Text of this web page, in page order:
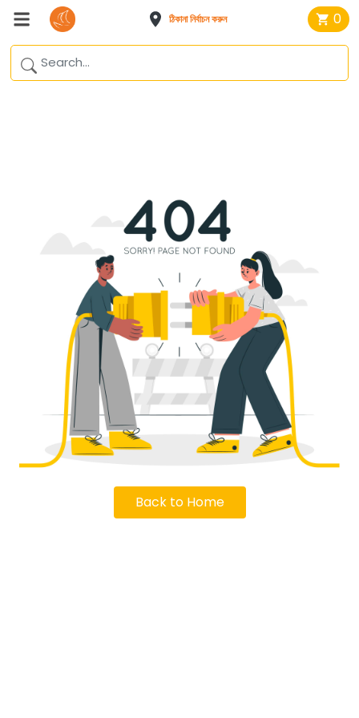
ঠিকানা নির্বাচন করুন 0
Back to Home